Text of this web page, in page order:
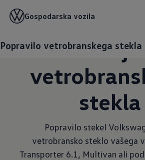
Gospodarska vozila
Popravilo vetrobranskega stekla
Popravilo
stekla
Popravilo stekel
vetrobransko steklo vašega
Transporter 6.1, Multivan ali